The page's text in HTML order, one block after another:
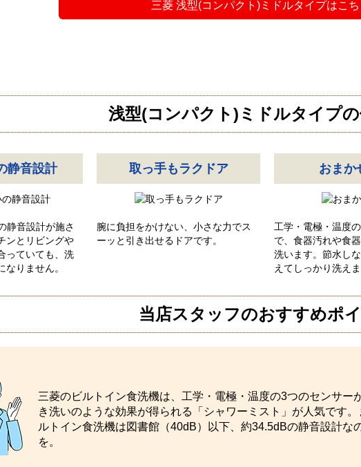
三菱 浅型(コンパクト)ミドルタイプはこち
浅型(コンパクト)ミドルタイプ
静音設計
静音設計が施さ
ンとリビングや
っていても、洗
りません。
取っ手もラクドア
腕に負担をかけない、小さな力でス
ーッと引き出せるドアです。
おまか
工学・電極・温度
で、食器汚れや食
洗います。節水し
えてしっかり洗えま
当店スタッフのおすすめポ
三菱のビルトイン食洗機は、工学・電極・温度の3つのセンサー
き洗いのような効果が得られる「シャワーミスト」が人気です
ルトイン食洗機は図書館（40dB）以下、約34.5dBの静音設計な
を。